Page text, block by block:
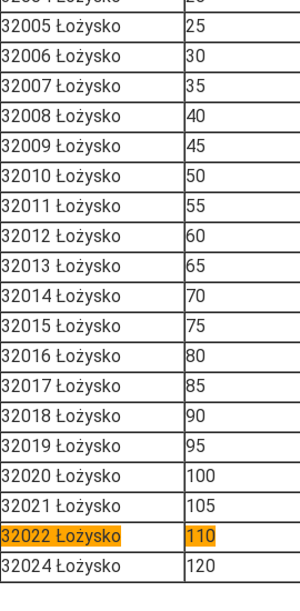
32005 Łożysko
25
32006 Łożysko
30
32007 Łożysko
35
32008 Łożysko
40
32009 Łożysko
45
32010 Łożysko
50
32011 Łożysko
55
32012 Łożysko
60
32013 Łożysko
65
32014 Łożysko
70
32015 Łożysko
75
32016 Łożysko
80
32017 Łożysko
85
32018 Łożysko
90
32019 Łożysko
95
32020 Łożysko
100
32021 Łożysko
105
32022 Łożysko
110
32024 Łożysko
120